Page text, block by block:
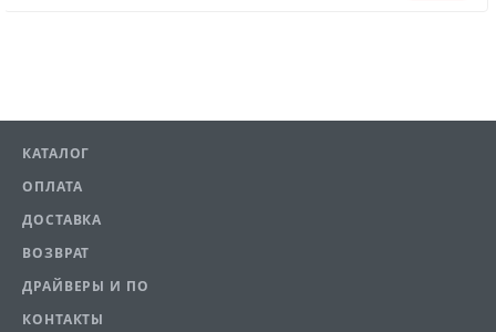
КАТАЛОГ
ОПЛАТА
ДОСТАВКА
ВОЗВРАТ
ДРАЙВЕРЫ И ПО
КОНТАКТЫ